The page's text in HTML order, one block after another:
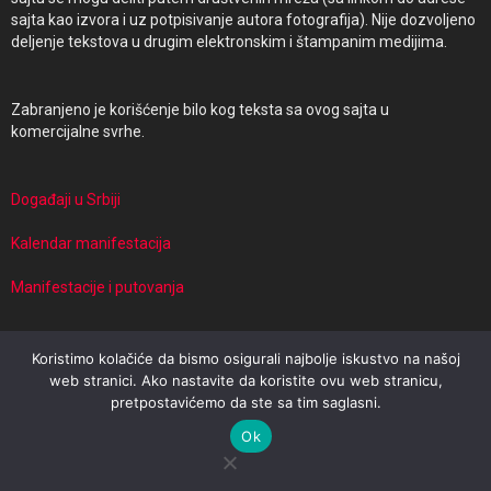
sajta kao izvora i uz potpisivanje autora fotografija). Nije dozvoljeno
deljenje tekstova u drugim elektronskim i štampanim medijima.
Zabranjeno je korišćenje bilo kog teksta sa ovog sajta u
komercijalne svrhe.
Događaji u Srbiji
Kalendar manifestacija
Manifestacije i putovanja
© 2026 Events in Serbia | Powered by Travel Target
Impresum
Uslovi korišćenja Politika privatnosti
Koristimo kolačiće da bismo osigurali najbolje iskustvo na našoj
web stranici. Ako nastavite da koristite ovu web stranicu,
pretpostavićemo da ste sa tim saglasni.
Ok